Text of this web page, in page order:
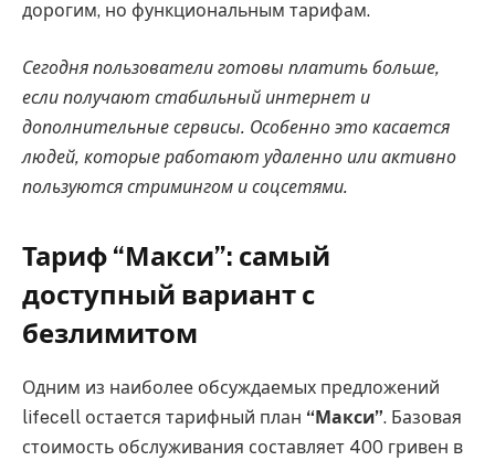
дорогим, но функциональным тарифам.
Сегодня пользователи готовы платить больше,
если получают стабильный интернет и
дополнительные сервисы. Особенно это касается
людей, которые работают удаленно или активно
пользуются стримингом и соцсетями.
Тариф “Макси”: самый
доступный вариант с
безлимитом
Одним из наиболее обсуждаемых предложений
lifecell остается тарифный план “Макси”. Базовая
стоимость обслуживания составляет 400 гривен в